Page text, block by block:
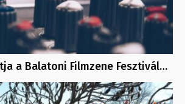
a Balatoni Filmzene Fesztivál…